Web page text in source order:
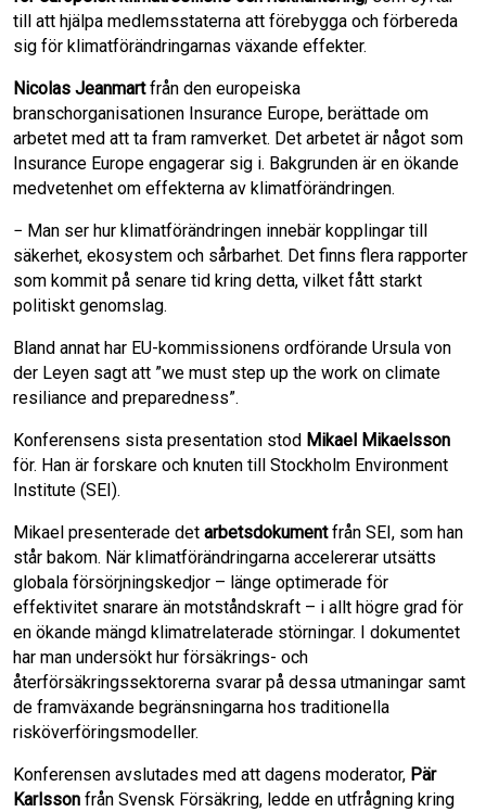
till att hjälpa medlemsstaterna att förebygga och förbereda
sig för klimatförändringarnas växande effekter.
Nicolas Jeanmartfrån den europeiska
branschorganisationen Insurance Europe, berättade om
arbetet med att ta fram ramverket. Det arbetet är något som
Insurance Europe engagerar sig i. Bakgrunden är en ökande
medvetenhet om effekterna av klimatförändringen.
− Man ser hur klimatförändringen innebär kopplingar till
säkerhet, ekosystem och sårbarhet. Det finns flera rapporter
som kommit på senare tid kring detta, vilket fått starkt
politiskt genomslag.
Bland annat har EU-kommissionens ordförande Ursula von
der Leyen sagt att ”we must step up the work on climate
resiliance and preparedness”.
Konferensens sista presentation stod Mikael Mikaelsson
för. Han är forskare och knuten till Stockholm Environment
Institute (SEI).
Mikael presenterade det arbetsdokumentfrån SEI, som han
står bakom. När klimatförändringarna accelererar utsätts
globala försörjningskedjor – länge optimerade för
effektivitet snarare än motståndskraft – i allt högre grad för
en ökande mängd klimatrelaterade störningar. I dokumentet
har man undersökt hur försäkrings- och
återförsäkringssektorerna svarar på dessa utmaningar samt
de framväxande begränsningarna hos traditionella
risköverföringsmodeller.
Konferensen avslutades med att dagens moderator, Pär
Karlsson från Svensk Försäkring, ledde en utfrågning kring